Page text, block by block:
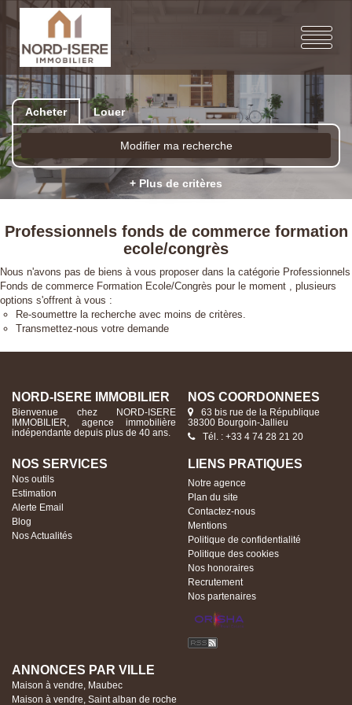
Acheter Louer
Modifier ma recherche
+ Plus de critères
Professionnels fonds de commerce formation
ecole/congrès
Nous n'avons pas de biens à vous proposer dans la catégorie Professionnels
Fonds de commerce Formation Ecole/Congrès pour le moment , plusieurs
options s'offrent à vous :
Re-soumettre la recherche avec moins de critères.
Transmettez-nous votre demande
NORD-ISERE IMMOBILIER
Bienvenue chez NORD-ISERE
IMMOBILIER, agence immobilière
indépendante depuis plus de 40 ans.
NOS COORDONNÉES
63 bis rue de la République
38300 Bourgoin-Jallieu
Tél. : +33 4 74 28 21 20
NOS SERVICES
Nos outils
Estimation
Alerte Email
Blog
Nos Actualités
LIENS PRATIQUES
Notre agence
Plan du site
Contactez-nous
Mentions
Politique de confidentialité
Politique des cookies
Nos honoraires
Recrutement
Nos partenaires
ANNONCES PAR VILLE
Maison à vendre, Maubec
Maison à vendre, Saint alban de roche